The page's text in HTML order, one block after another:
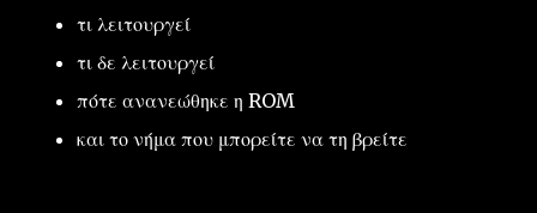
τι λειτουργεί
τι δε λειτουργεί
πότε ανανεώθηκε η ROM
και το νήμα που μπορείτε να τη βρείτε